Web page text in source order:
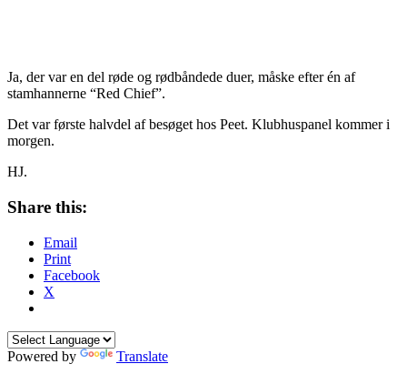
Ja, der var en del røde og rødbåndede duer, måske efter én af
stamhannerne “Red Chief”.
Det var første halvdel af besøget hos Peet. Klubhuspanel kommer i
morgen.
HJ.
Share this:
Email
Print
Facebook
X
Powered by Translate